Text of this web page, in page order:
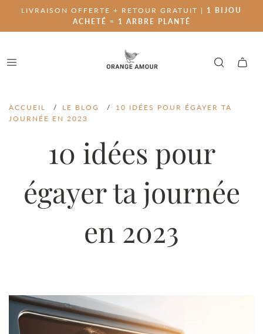
LIVRAISON OFFERTE + RETOUR GRATUIT | 1 BIJOU
ACHETÉ = 1 ARBRE PLANTÉ
ACCUEIL / LE BLOG /
10 IDÉES POUR ÉGAYER TA
JOURNÉE EN 2023
10 idées pour
égayer ta journée
en 2023